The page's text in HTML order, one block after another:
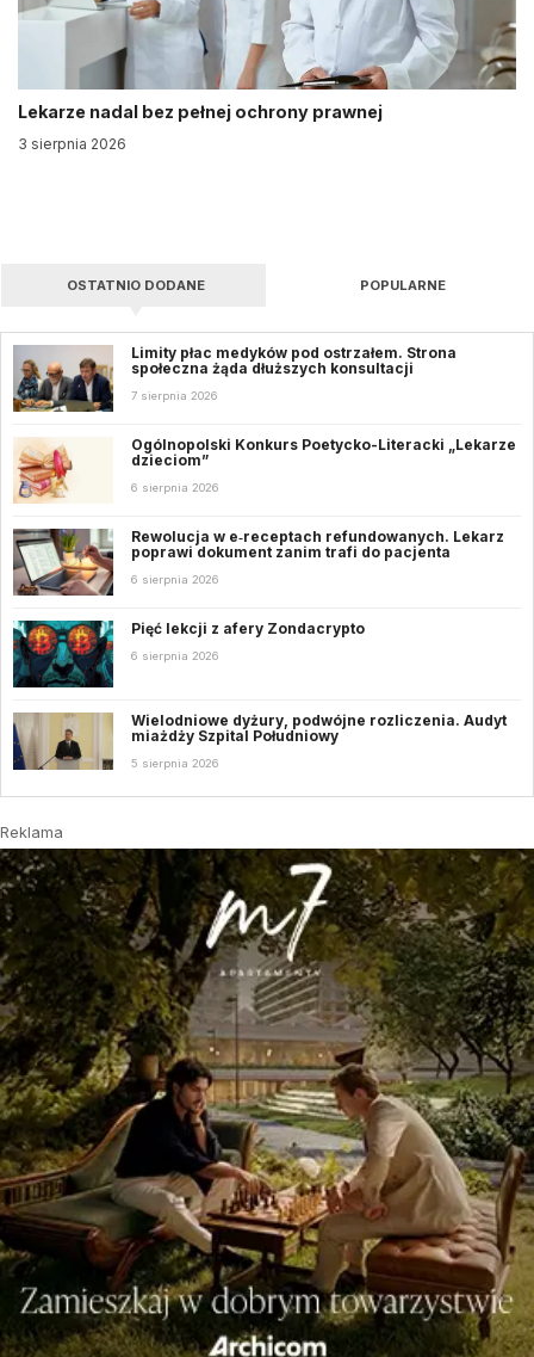
Lekarze nadal bez pełnej ochrony prawnej
3 sierpnia 2026
OSTATNIO DODANE POPULARNE
Limity płac medyków pod ostrzałem. Strona
społeczna żąda dłuższych konsultacji
7 sierpnia 2026
Ogólnopolski Konkurs Poetycko-Literacki „Lekarze
dzieciom”
6 sierpnia 2026
Rewolucja w e‑receptach refundowanych. Lekarz
poprawi dokument zanim trafi do pacjenta
6 sierpnia 2026
Pięć lekcji z afery Zondacrypto
6 sierpnia 2026
Wielodniowe dyżury, podwójne rozliczenia. Audyt
miażdży Szpital Południowy
5 sierpnia 2026
Reklama